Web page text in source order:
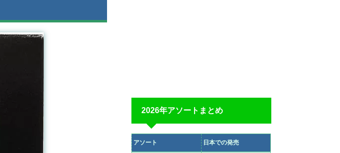
2026年アソートまとめ
アソート 日本での発売